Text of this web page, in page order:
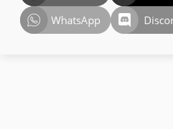
WhatsApp